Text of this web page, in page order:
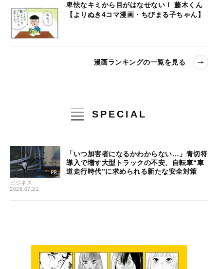
卑怯なキミから目がはなせない！ 藤木くん
【よりぬき4コマ漫画・ちびまる子ちゃん】
漫画ランキングの一覧を見る
SPECIAL
ビジネス
2026.07.21
「いつ加害者になるかわからない…」青切符
導入で増す大型トラックの不安、自転車“車
道走行時代”に求められる新たな安全対策